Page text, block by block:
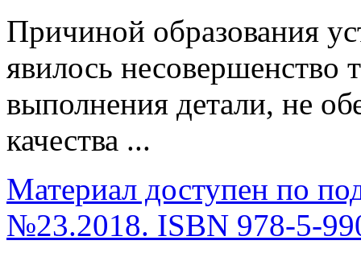
Причиной образования
явилось несовершенство
выполнения детали, не
качества ...
Материал доступен по
№23.2018. ISBN 978-5-